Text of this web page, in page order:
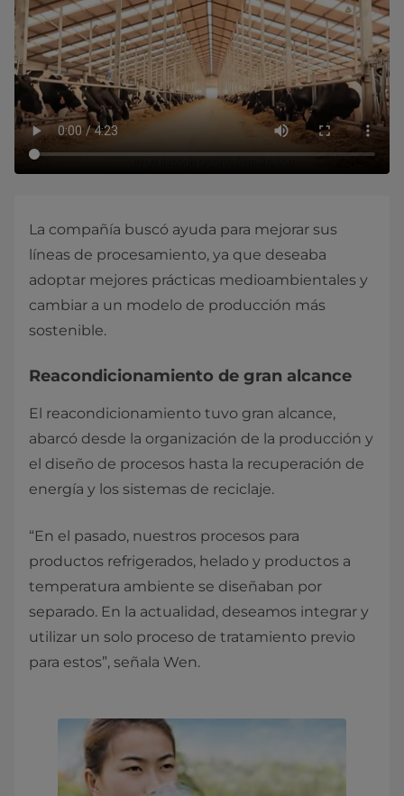
La compañía buscó ayuda para mejorar sus
líneas de procesamiento, ya que deseaba
adoptar mejores prácticas medioambientales y
cambiar a un modelo de producción más
sostenible.
Reacondicionamiento de gran alcance
El reacondicionamiento tuvo gran alcance,
abarcó desde la organización de la producción y
el diseño de procesos hasta la recuperación de
energía y los sistemas de reciclaje.
“En el pasado, nuestros procesos para
productos refrigerados, helado y productos a
temperatura ambiente se diseñaban por
separado. En la actualidad, deseamos integrar y
utilizar un solo proceso de tratamiento previo
para estos”, señala Wen.